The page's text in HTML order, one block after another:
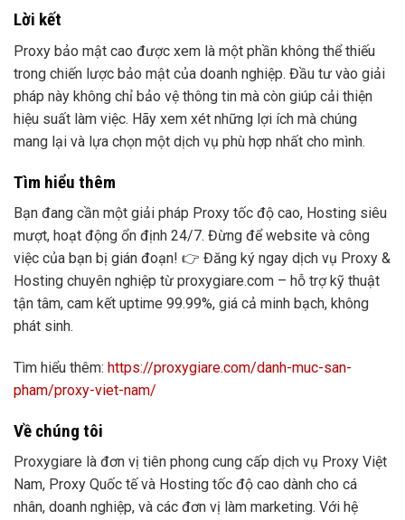
Lời kết
Proxy bảo mật cao được xem là một phần không thể thiếu
trong chiến lược bảo mật của doanh nghiệp. Đầu tư vào giải
pháp này không chỉ bảo vệ thông tin mà còn giúp cải thiện
hiệu suất làm việc. Hãy xem xét những lợi ích mà chúng
mang lại và lựa chọn một dịch vụ phù hợp nhất cho mình.
Tìm hiểu thêm
Bạn đang cần một giải pháp Proxy tốc độ cao, Hosting siêu
mượt, hoạt động ổn định 24/7. Đừng để website và công
việc của bạn bị gián đoạn! 👉 Đăng ký ngay dịch vụ Proxy &
Hosting chuyên nghiệp từ proxygiare.com – hỗ trợ kỹ thuật
tận tâm, cam kết uptime 99.99%, giá cả minh bạch, không
phát sinh.
Tìm hiểu thêm: https://proxygiare.com/danh-muc-san-
pham/proxy-viet-nam/
Về chúng tôi
Proxygiare là đơn vị tiên phong cung cấp dịch vụ Proxy Việt
Nam, Proxy Quốc tế và Hosting tốc độ cao dành cho cá
nhân, doanh nghiệp, và các đơn vị làm marketing. Với hệ